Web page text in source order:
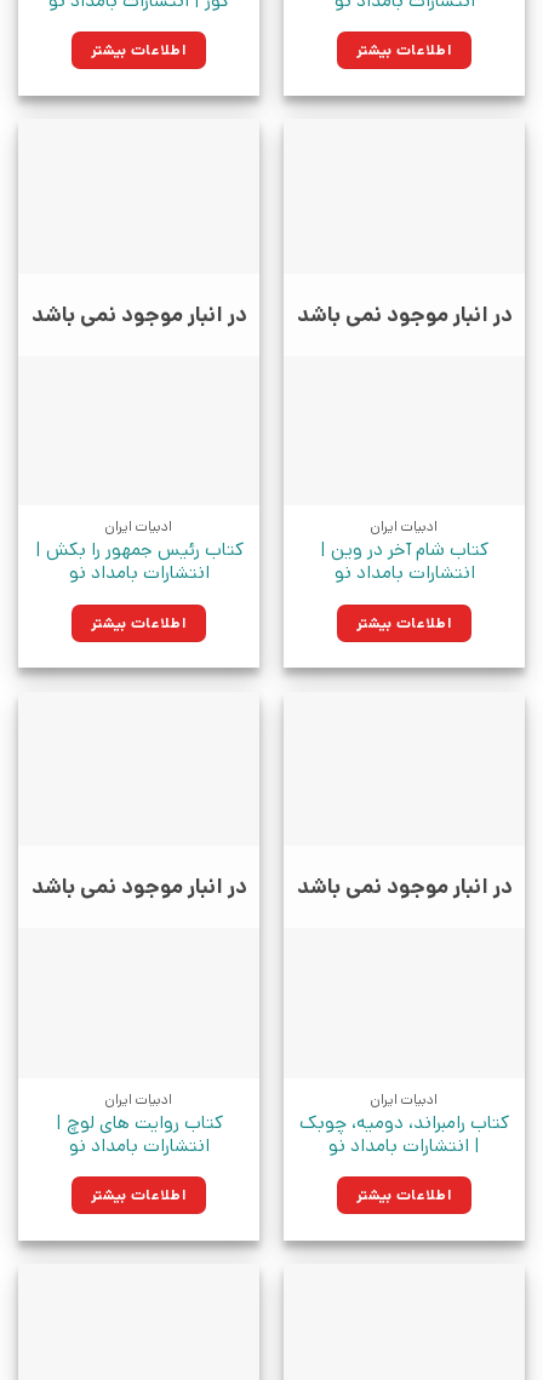
اطلاعات بیشتر اطلاعات بیشتر
در انبار موجود نمی باشد
ادبیات ایران
کتاب شام آخر در وین |
انتشارات بامداد نو
اطلاعات بیشتر
در انبار موجود نمی باشد
ادبیات ایران
کتاب رئیس جمهور را بکش |
انتشارات بامداد نو
اطلاعات بیشتر
در انبار موجود نمی باشد
ادبیات ایران
کتاب رامبراند، دومیه، چوبک
| انتشارات بامداد نو
اطلاعات بیشتر
در انبار موجود نمی باشد
ادبیات ایران
کتاب روایت های لوچ |
انتشارات بامداد نو
اطلاعات بیشتر